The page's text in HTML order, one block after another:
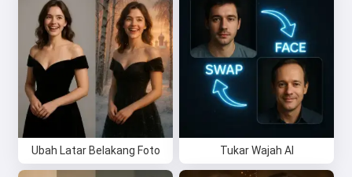
Ubah Latar Belakang Foto Tukar Wajah AI
Kebijakan Pengembalian Dana